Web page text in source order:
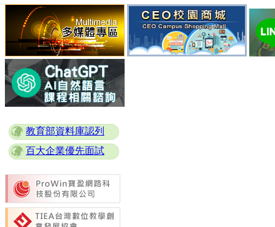
教育部資料庫認列
百大企業優先面試